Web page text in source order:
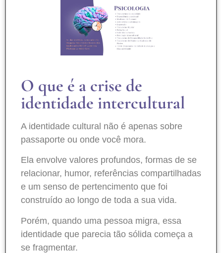
O que é a crise de
identidade intercultural
A identidade cultural não é apenas sobre
passaporte ou onde você mora.
Ela envolve valores profundos, formas de se
relacionar, humor, referências compartilhadas
e um senso de pertencimento que foi
construído ao longo de toda a sua vida.
Porém, quando uma pessoa migra, essa
identidade que parecia tão sólida começa a
se fragmentar.